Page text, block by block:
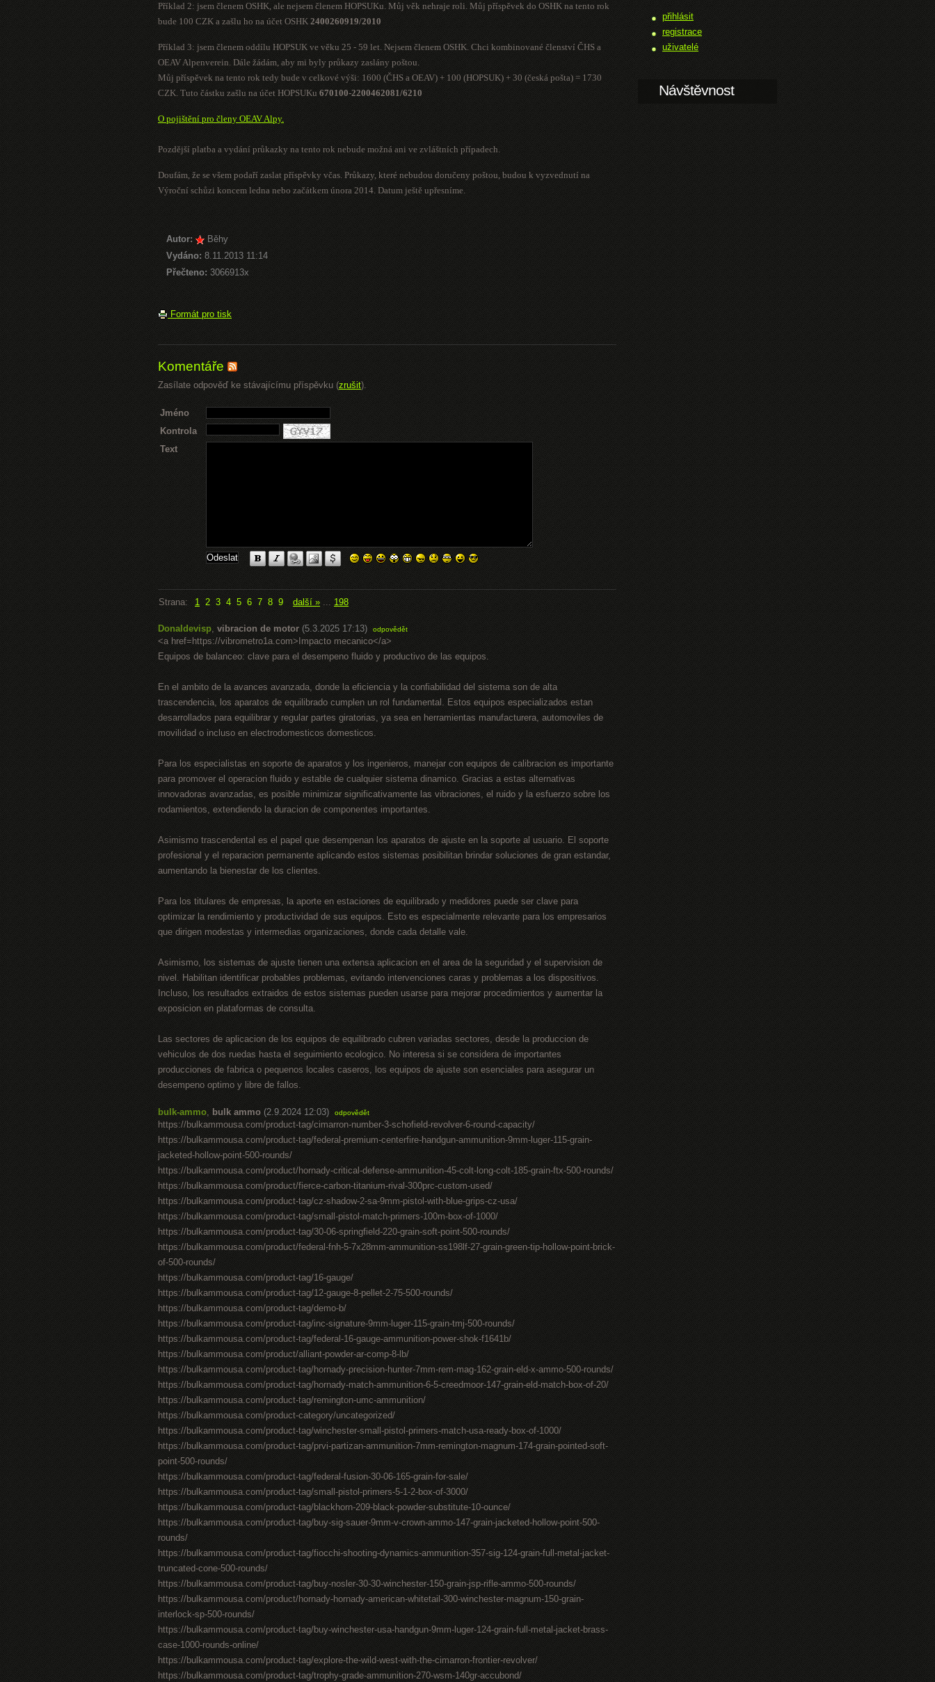
Příklad 2: jsem členem OSHK, ale nejsem členem HOPSUKu. Můj věk nehraje roli. Můj příspěvek do OSHK na tento rok
bude 100 CZK a zašlu ho na účet OSHK 2400260919/2010
Příklad 3: jsem členem oddílu HOPSUK ve věku 25 - 59 let. Nejsem členem OSHK. Chci kombinované členství ČHS a
OEAV Alpenverein. Dále žádám, aby mi byly průkazy zaslány poštou.
Můj příspěvek na tento rok tedy bude v celkové výši: 1600 (ČHS a OEAV) + 100 (HOPSUK) + 30 (česká pošta) = 1730
CZK. Tuto částku zašlu na účet HOPSUKu 670100-2200462081/6210
O pojištění pro členy OEAV Alpy.
Pozdější platba a vydání průkazky na tento rok nebude možná ani ve zvláštních případech.
Doufám, že se všem podaří zaslat příspěvky včas. Průkazy, které nebudou doručeny poštou, budou k vyzvednutí na
Výroční schůzi koncem ledna nebo začátkem února 2014. Datum ještě upřesníme.
Autor:
Běhy
Vydáno: 8.11.2013 11:14
Přečteno: 3066913x
Formát pro tisk
Komentáře
Zasílate odpověď ke stávajícímu příspěvku (zrušit).
Jméno
Kontrola
Text
Strana: 1 2 3 4 5 6 7 8 9 další » ... 198
Donaldevisp, vibracion de motor (5.3.2025 17:13) odpovědět
<a href=https://vibrometro1a.com>Impacto mecanico</a>
Equipos de balanceo: clave para el desempeno fluido y productivo de las equipos.
En el ambito de la avances avanzada, donde la eficiencia y la confiabilidad del sistema son de alta
trascendencia, los aparatos de equilibrado cumplen un rol fundamental. Estos equipos especializados estan
desarrollados para equilibrar y regular partes giratorias, ya sea en herramientas manufacturera, automoviles de
movilidad o incluso en electrodomesticos domesticos.
Para los especialistas en soporte de aparatos y los ingenieros, manejar con equipos de calibracion es importante
para promover el operacion fluido y estable de cualquier sistema dinamico. Gracias a estas alternativas
innovadoras avanzadas, es posible minimizar significativamente las vibraciones, el ruido y la esfuerzo sobre los
rodamientos, extendiendo la duracion de componentes importantes.
Asimismo trascendental es el papel que desempenan los aparatos de ajuste en la soporte al usuario. El soporte
profesional y el reparacion permanente aplicando estos sistemas posibilitan brindar soluciones de gran estandar,
aumentando la bienestar de los clientes.
Para los titulares de empresas, la aporte en estaciones de equilibrado y medidores puede ser clave para
optimizar la rendimiento y productividad de sus equipos. Esto es especialmente relevante para los empresarios
que dirigen modestas y intermedias organizaciones, donde cada detalle vale.
Asimismo, los sistemas de ajuste tienen una extensa aplicacion en el area de la seguridad y el supervision de
nivel. Habilitan identificar probables problemas, evitando intervenciones caras y problemas a los dispositivos.
Incluso, los resultados extraidos de estos sistemas pueden usarse para mejorar procedimientos y aumentar la
exposicion en plataformas de consulta.
Las sectores de aplicacion de los equipos de equilibrado cubren variadas sectores, desde la produccion de
vehiculos de dos ruedas hasta el seguimiento ecologico. No interesa si se considera de importantes
producciones de fabrica o pequenos locales caseros, los equipos de ajuste son esenciales para asegurar un
desempeno optimo y libre de fallos.
bulk-ammo, bulk ammo (2.9.2024 12:03) odpovědět
https://bulkammousa.com/product-tag/cimarron-number-3-schofield-revolver-6-round-capacity/
https://bulkammousa.com/product-tag/federal-premium-centerfire-handgun-ammunition-9mm-luger-115-grain-
jacketed-hollow-point-500-rounds/
https://bulkammousa.com/product/hornady-critical-defense-ammunition-45-colt-long-colt-185-grain-ftx-500-rounds/
https://bulkammousa.com/product/fierce-carbon-titanium-rival-300prc-custom-used/
https://bulkammousa.com/product-tag/cz-shadow-2-sa-9mm-pistol-with-blue-grips-cz-usa/
https://bulkammousa.com/product-tag/small-pistol-match-primers-100m-box-of-1000/
https://bulkammousa.com/product-tag/30-06-springfield-220-grain-soft-point-500-rounds/
https://bulkammousa.com/product/federal-fnh-5-7x28mm-ammunition-ss198lf-27-grain-green-tip-hollow-point-brick-
of-500-rounds/
https://bulkammousa.com/product-tag/16-gauge/
https://bulkammousa.com/product-tag/12-gauge-8-pellet-2-75-500-rounds/
https://bulkammousa.com/product-tag/demo-b/
https://bulkammousa.com/product-tag/inc-signature-9mm-luger-115-grain-tmj-500-rounds/
https://bulkammousa.com/product-tag/federal-16-gauge-ammunition-power-shok-f1641b/
https://bulkammousa.com/product/alliant-powder-ar-comp-8-lb/
https://bulkammousa.com/product-tag/hornady-precision-hunter-7mm-rem-mag-162-grain-eld-x-ammo-500-rounds/
https://bulkammousa.com/product-tag/hornady-match-ammunition-6-5-creedmoor-147-grain-eld-match-box-of-20/
https://bulkammousa.com/product-tag/remington-umc-ammunition/
https://bulkammousa.com/product-category/uncategorized/
https://bulkammousa.com/product-tag/winchester-small-pistol-primers-match-usa-ready-box-of-1000/
https://bulkammousa.com/product-tag/prvi-partizan-ammunition-7mm-remington-magnum-174-grain-pointed-soft-
point-500-rounds/
https://bulkammousa.com/product-tag/federal-fusion-30-06-165-grain-for-sale/
https://bulkammousa.com/product-tag/small-pistol-primers-5-1-2-box-of-3000/
https://bulkammousa.com/product-tag/blackhorn-209-black-powder-substitute-10-ounce/
https://bulkammousa.com/product-tag/buy-sig-sauer-9mm-v-crown-ammo-147-grain-jacketed-hollow-point-500-
rounds/
https://bulkammousa.com/product-tag/fiocchi-shooting-dynamics-ammunition-357-sig-124-grain-full-metal-jacket-
truncated-cone-500-rounds/
https://bulkammousa.com/product-tag/buy-nosler-30-30-winchester-150-grain-jsp-rifle-ammo-500-rounds/
https://bulkammousa.com/product/hornady-hornady-american-whitetail-300-winchester-magnum-150-grain-
interlock-sp-500-rounds/
https://bulkammousa.com/product-tag/buy-winchester-usa-handgun-9mm-luger-124-grain-full-metal-jacket-brass-
case-1000-rounds-online/
https://bulkammousa.com/product-tag/explore-the-wild-west-with-the-cimarron-frontier-revolver/
https://bulkammousa.com/product-tag/trophy-grade-ammunition-270-wsm-140gr-accubond/
přihlásit
registrace
uživatelé
Návštěvnost